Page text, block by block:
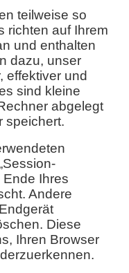
teilweise so
richten auf Ihrem
und enthalten
dazu, unser
effektiver und
sind kleine
abgelegt
speichert.
Ende Ihres
Andere
Diese
Ihren Browser